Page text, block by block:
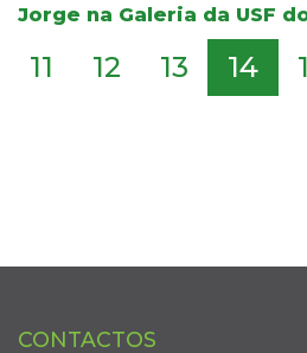
Jorge na Galeria da USF
11 12 13 14
CONTACTOS